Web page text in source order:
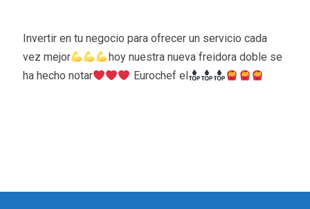
Invertir en tu negocio para ofrecer un servicio cada
vez mejor
hoy nuestra nueva freidora doble se
ha hecho notar
Eurochef el